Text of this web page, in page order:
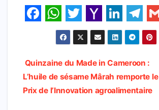
c
e
b
W
a
t
s
T
w
i
t
t
Y
a
h
o
o
L
i
n
k
e
T
e
l
e
g
G
m
a
i
l
Navigation
de
Quinzaine du Made in Cameroon :
L’huile de sésame Mârah remporte le
Prix de l’Innovation agroalimentaire